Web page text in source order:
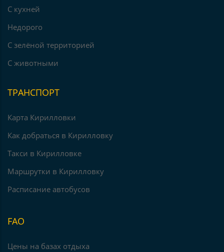
С кухней
Недорого
С зелёной территорией
С животными
ТРАНСПОРТ
Карта Кирилловки
Как добраться в Кирилловку
Такси в Кирилловке
Маршрутки в Кирилловку
Расписание автобусов
FAO
Цены на базах отдыха